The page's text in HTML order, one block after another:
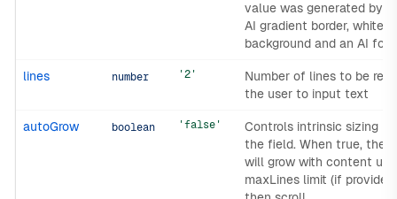
value was generated by
AI gradient border, white
background and an AI
lines number '2'
Number of lines to be
the user to input text
autoGrow boolean 'false'
Controls intrinsic sizing
the field. When true, the
will grow with content up
maxLines limit (if